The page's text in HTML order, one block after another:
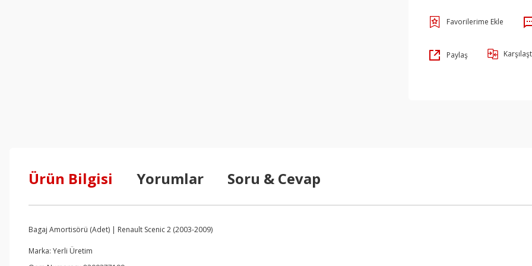
Paylaş
Ürün Bilgisi Yorumlar Soru & Cevap
Bagaj Amortisörü (Adet) | Renault Scenic 2 (2003-2009)
Marka: Yerli Üretim